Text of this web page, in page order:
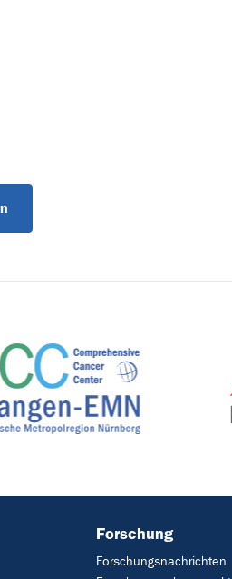
Forschung
Forschungsnachrichten